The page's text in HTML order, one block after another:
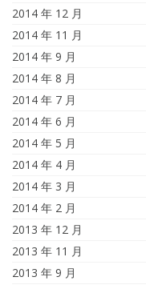
2014 年 12 月
2014 年 11 月
2014 年 9 月
2014 年 8 月
2014 年 7 月
2014 年 6 月
2014 年 5 月
2014 年 4 月
2014 年 3 月
2014 年 2 月
2013 年 12 月
2013 年 11 月
2013 年 9 月